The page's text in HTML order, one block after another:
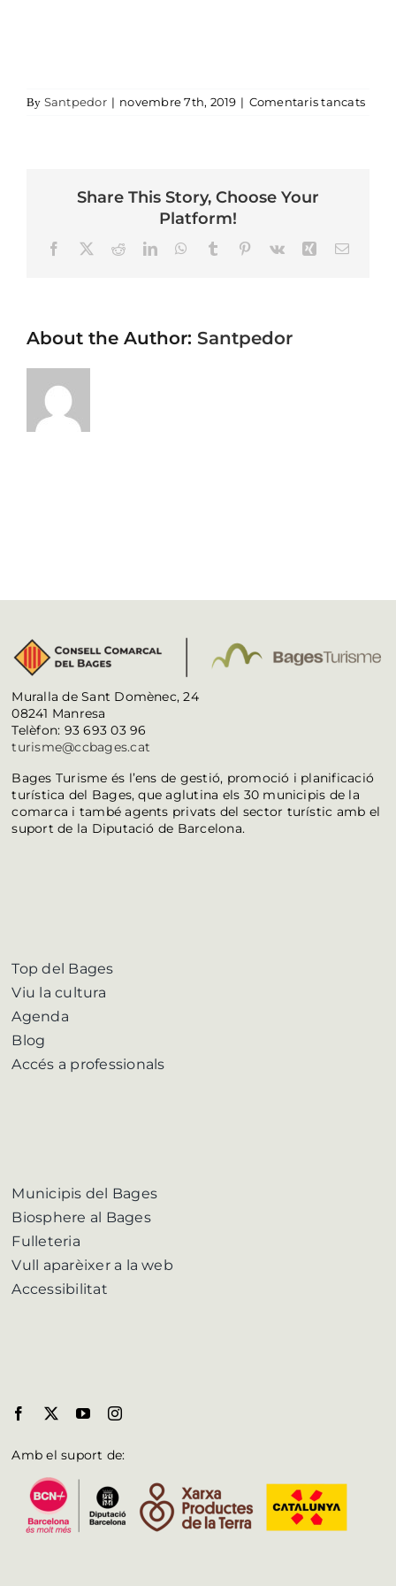
By Santpedor | novembre 7th, 2019 | Comentaris tancatsa
Share This Story, Choose Your
Platform!
FacebookRedditLinkedInWhatsApp
TumblrPinterest
Vk XingEmail
About the Author: Santpedor
Muralla de Sant Domènec, 24
08241 Manresa
Telèfon: 93 693 03 96
turisme@ccbages.cat
Bages Turisme és l’ens de gestió, promoció i planificació
turística del Bages, que aglutina els 30 municipis de la
comarca i també agents privats del sector turístic amb el
suport de la Diputació de Barcelona.
Top del Bages
Viu la cultura
Agenda
Blog
Accés a professionals
Municipis del Bages
Biosphere al Bages
Fulleteria
Vull aparèixer a la web
Accessibilitat
Amb el suport de: